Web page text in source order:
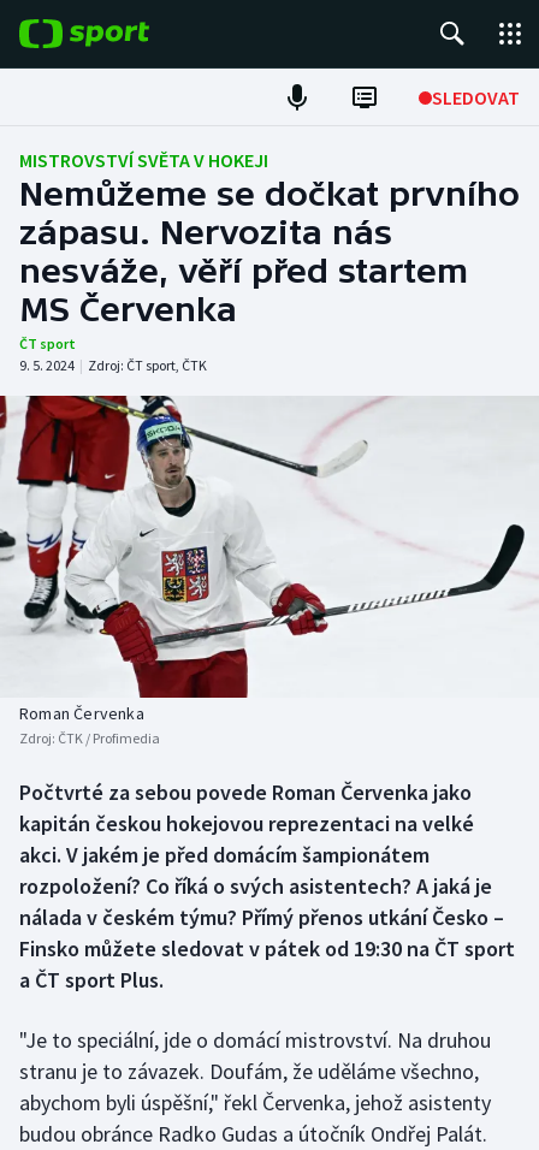
SLEDOVAT
Fotbal
Hokej
Tenis
Atletika
DALŠÍ SPORTY
Americký fotbal
Baseball a softbal
Basketbal
Boby a skeleton
Box
Curling
Dostihy
Florbal
Golf
Gymnastika
NEPŘEHLÉDNĚTE
Soutěže
Historické návraty
Aplikace ČT sport
AZ kvíz
MISTROVSTVÍ SVĚTA V HOKEJI
Nemůžeme se dočkat prvního
zápasu. Nervozita nás
nesváže, věří před startem
MS Červenka
ČT sport
9. 5. 2024 | Zdroj: ČT sport, ČTK
Roman Červenka
Zdroj: ČTK / Profimedia
Počtvrté za sebou povede Roman Červenka jako
kapitán českou hokejovou reprezentaci na velké
akci. V jakém je před domácím šampionátem
rozpoložení? Co říká o svých asistentech? A jaká je
nálada v českém týmu? Přímý přenos utkání Česko –
Finsko můžete sledovat v pátek od 19:30 na ČT sport
a ČT sport Plus.
"Je to speciální, jde o domácí mistrovství. Na druhou
stranu je to závazek. Doufám, že uděláme všechno,
abychom byli úspěšní," řekl Červenka, jehož asistenty
budou obránce Radko Gudas a útočník Ondřej Palát.